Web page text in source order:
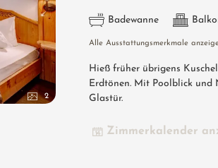
2
Badewanne
Alle Ausstattungsmerkmale
Hieß früher übrigens
Erdtönen. Mit Poolblick und
Glastür.
Zimmerkalender